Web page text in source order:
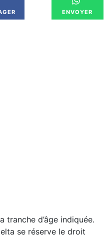
ENVOYER
tranche d’âge indiquée.
se réserve le droit